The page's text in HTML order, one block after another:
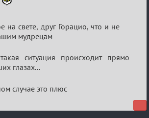
на свете, друг Горацио, что и не
мудрецам
ситуация происходит прямо
глазах...
случае это плюс